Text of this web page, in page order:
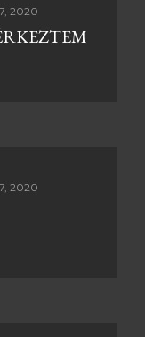
2020
2020